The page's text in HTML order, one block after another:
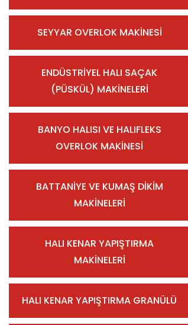
SEYYAR OVERLOK MAKİNESİ
ENDÜSTRİYEL HALI SAÇAK
(PÜSKÜL) MAKİNELERİ
BANYO HALISI VE HALIFLEKS
OVERLOK MAKİNESİ
BATTANİYE VE KUMAŞ DİKİM
MAKİNELERİ
HALI KENAR YAPIŞTIRMA
MAKİNELERİ
HALI KENAR YAPIŞTIRMA GRANÜLÜ